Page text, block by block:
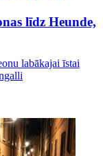
līdz Heunde,
labākajai īstai